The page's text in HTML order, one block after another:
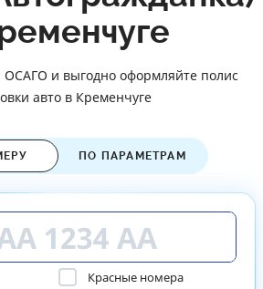
и выгодно оформляйте полис
авто в Кременчуге
ПО ПАРАМЕТРАМ
Красные номера